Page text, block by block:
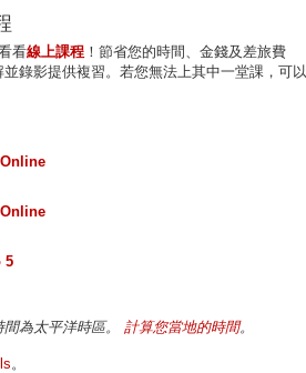
看線上課程 ！節省您的時間、金錢及差旅費
錄影提供複習。若您無法上其中一堂課，可以
5
為太平洋時區。 計算您當地的時間。
。